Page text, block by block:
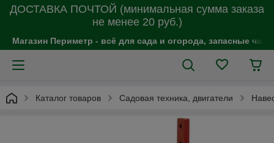
ДОСТАВКА ПОЧТОЙ (минимальная сумма заказа
не менее 20 руб.)
Магазин Периметр - всё для сада и огорода, запасные
Каталог товаров Садовая техника, двигатели